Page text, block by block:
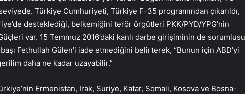
Türkiye Cumhuriyeti, Türkiye F-35 programından çıkarıldı,
desteklediği, belkemiğini terör örgütleri PKK/PYD/YPG’nin
var. 15 Temmuz 2016’daki kanlı darbe girişiminin de sorumlusu
Fethullah Gülen’i iade etmediğini belirterek, “Bunun için ABD’yi
daha ne kadar uzayabilir.”
Ermenistan, Irak, Suriye, Katar, Somali, Kosova ve Bosna-